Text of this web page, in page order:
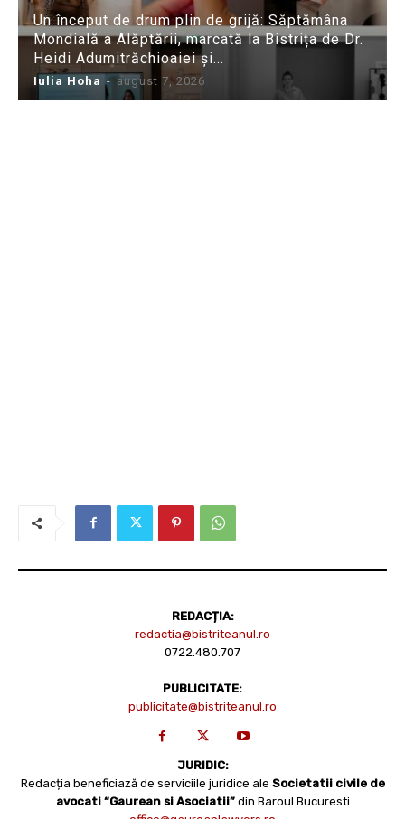
Un început de drum plin de grijă: Săptămâna
Mondială a Alăptării, marcată la Bistrița de Dr.
Heidi Adumitrăchioaiei și...
Iulia Hoha - august 7, 2026
REDACȚIA:
redactia@bistriteanul.ro
0722.480.707
PUBLICITATE:
publicitate@bistriteanul.ro
JURIDIC:
Redacția beneficiază de serviciile juridice ale Societatii civile de
avocati “Gaurean si Asociatii” din Baroul Bucuresti